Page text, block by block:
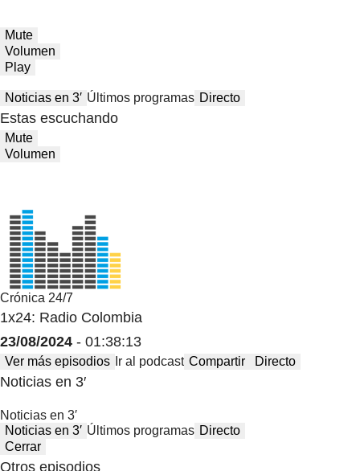
Mute
Volumen
Play
Noticias en 3′ Últimos programas Directo
Estas escuchando
Mute
Volumen
Crónica 24/7
1x24: Radio Colombia
23/08/2024 - 01:38:13
Ver más episodios Ir al podcast Compartir Directo
Noticias en 3′
Noticias en 3′
Noticias en 3′ Últimos programas Directo
Cerrar
Otros episodios